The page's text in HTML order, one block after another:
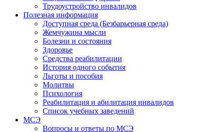
Трудоустройство инвалидов
Полезная информация
Доступная среда (Безбарьерная среда)
Жемчужина мысли
Болезни и состояния
Здоровье
Средства реабилитации
История одного события
Льготы и пособия
Молитвы
Психология
Реабилитация и абилитация инвалидов
Список учебных заведений
МСЭ
Вопросы и ответы по МСЭ